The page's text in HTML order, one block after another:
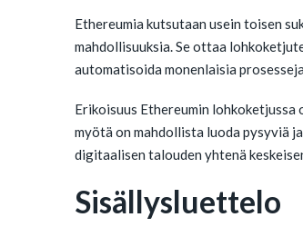
Ethereumia kutsutaan usein toisen
mahdollisuuksia. Se ottaa
automatisoida monenlaisia
Erikoisuus Ethereumin
myötä on mahdollista luoda pysyviä
digitaalisen talouden yhtenä
Sisällysluettelo